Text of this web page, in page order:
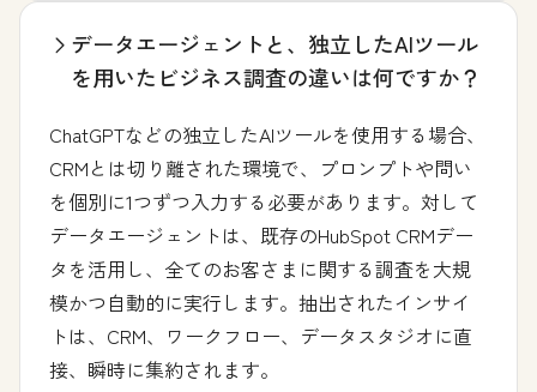
データエージェントと、独立したAIツール
を用いたビジネス調査の違いは何ですか？
ChatGPTなどの独立したAIツールを使用する場合、
CRMとは切り離された環境で、プロンプトや問い
を個別に1つずつ入力する必要があります。対して
データエージェントは、既存のHubSpot CRMデー
タを活用し、全てのお客さまに関する調査を大規
模かつ自動的に実行します。抽出されたインサイ
トは、CRM、ワークフロー、データスタジオに直
接、瞬時に集約されます。